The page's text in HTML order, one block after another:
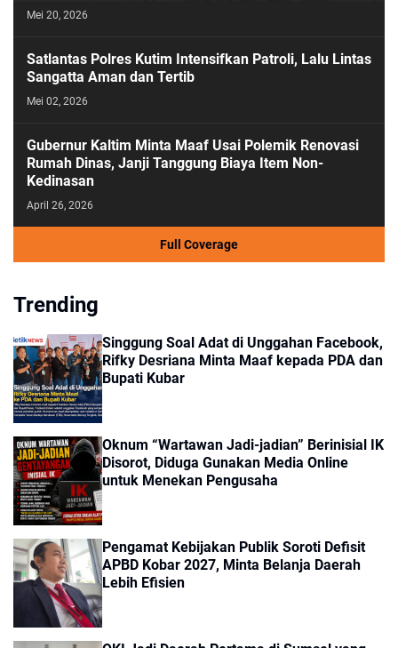
Mei 20, 2026
Satlantas Polres Kutim Intensifkan Patroli, Lalu Lintas
Sangatta Aman dan Tertib
Mei 02, 2026
Gubernur Kaltim Minta Maaf Usai Polemik Renovasi
Rumah Dinas, Janji Tanggung Biaya Item Non-
Kedinasan
April 26, 2026
Full Coverage
Trending
Singgung Soal Adat di Unggahan Facebook,
Rifky Desriana Minta Maaf kepada PDA dan
Bupati Kubar
Oknum “Wartawan Jadi-jadian” Berinisial IK
Disorot, Diduga Gunakan Media Online
untuk Menekan Pengusaha
Pengamat Kebijakan Publik Soroti Defisit
APBD Kobar 2027, Minta Belanja Daerah
Lebih Efisien